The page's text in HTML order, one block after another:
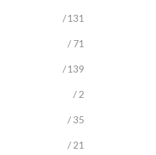
/ 131
/ 71
/ 139
/ 2
/ 35
/ 21